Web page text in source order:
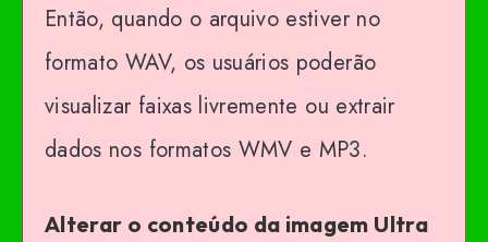
Então, quando o arquivo estiver no
formato WAV, os usuários poderão
visualizar faixas livremente ou extrair
dados nos formatos WMV e MP3.
Alterar o conteúdo da imagem Ultra